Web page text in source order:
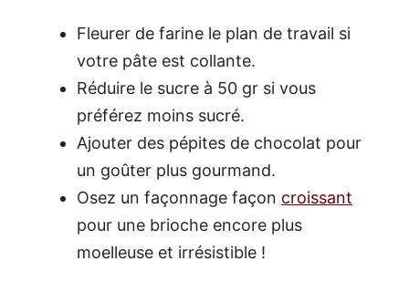
Fleurer de farine le plan de travail si
votre pâte est collante.
Réduire le sucre à 50 gr si vous
préférez moins sucré.
Ajouter des pépites de chocolat pour
un goûter plus gourmand.
Osez un façonnage façon croissant
pour une brioche encore plus
moelleuse et irrésistible !